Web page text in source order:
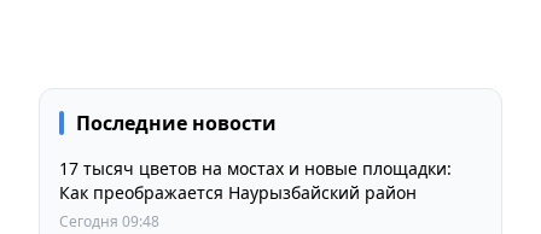
Последние новости
17 тысяч цветов на мостах и новые площадки:
Как преображается Наурызбайский район
Сегодня 09:48